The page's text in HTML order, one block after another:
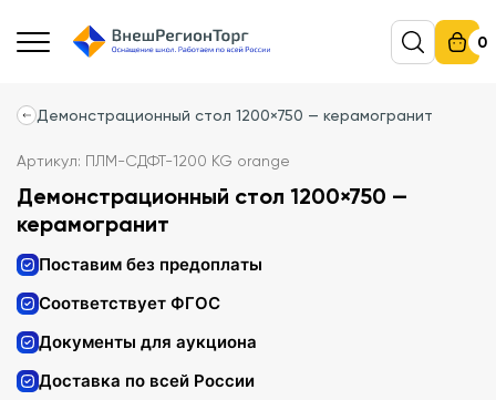
0
Демонстрационный стол 1200×750 — керамогранит
Артикул: ПЛМ-СДФТ-1200 KG orange
Демонстрационный стол 1200×750 —
керамогранит
Поставим без предоплаты
Соответствует ФГОС
Документы для аукциона
Доставка по всей России